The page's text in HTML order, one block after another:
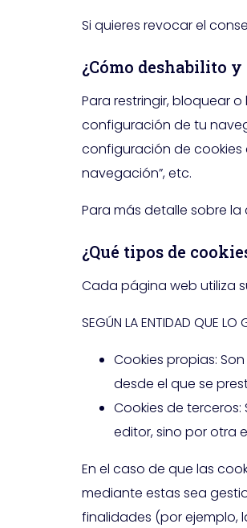
Si quieres revocar el
¿Cómo deshabilito
Para restringir, bloquear
configuración de tu
configuración de cookies
navegación”, etc.
Para más detalle sobre
¿Qué tipos de
Cada página web utiliza
SEGÚN LA ENTIDAD QUE LO
Cookies propias:
desde el que se
Cookies de
editor, sino por otra
En el caso de que las
mediante estas sea
finalidades (por ejemplo,